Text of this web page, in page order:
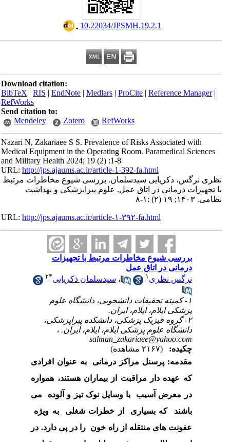
‎ 10.22034/JPSMH.19.2.1
Download citation:
BibTeX|RIS|EndNote|Medlars|ProCite|Reference Manager
RefWorks
Send citation to:
Mendeley
Zotero RefWorks
Nazari N, Zakariaee S S. Prevalence of Risks Associated with
Medical Equipment in the Operating Room. Paramedical Sciences
and Military Health 2024; 19 (2) :1-8
URL:http://jps.ajaums.ac.ir/article-1-392-fa.html
نظری نرگس، ذکریایی سیدسلمان. بررسی شیوع مخاطرات مرتبط
با تجهیزات درمانی در اتاق عمل. علوم پیراپزشکی و بهداشت
نظامی. ۱۴۰۳; ۱۹ (۲) :۱-۸
URL:http://jps.ajaums.ac.ir/article-۱-۳۹۲-fa.html
بررسی شیوع مخاطرات مرتبط با تجهیزات
درمانی در اتاق عمل
نرگس نظری۱ ،سیدسلمان ذکریایی ۲
۱- کمیته تحقیقات دانشجویی، دانشگاه علوم
پزشکی ایلام، ایلام، ایران.
۲- گروه فیزیک پزشکی، دانشکده پیراپزشکی،
دانشگاه علوم پزشکی ایلام، ایلام، ایران. ،
salman_zakariaee@yahoo.com
چکیده:
مقدمه:پرسنل مراکزدرمانی به عنوان افرادی
که عهده دار مراقبت از بیماران هستند، همواره
در معرض آسیب با وسایل نوک تیز و آلوده می
باشند که بسیاری از خطرات شغلی به ویژه
عفونت های منتقله از راه خون را در پی دارد. در